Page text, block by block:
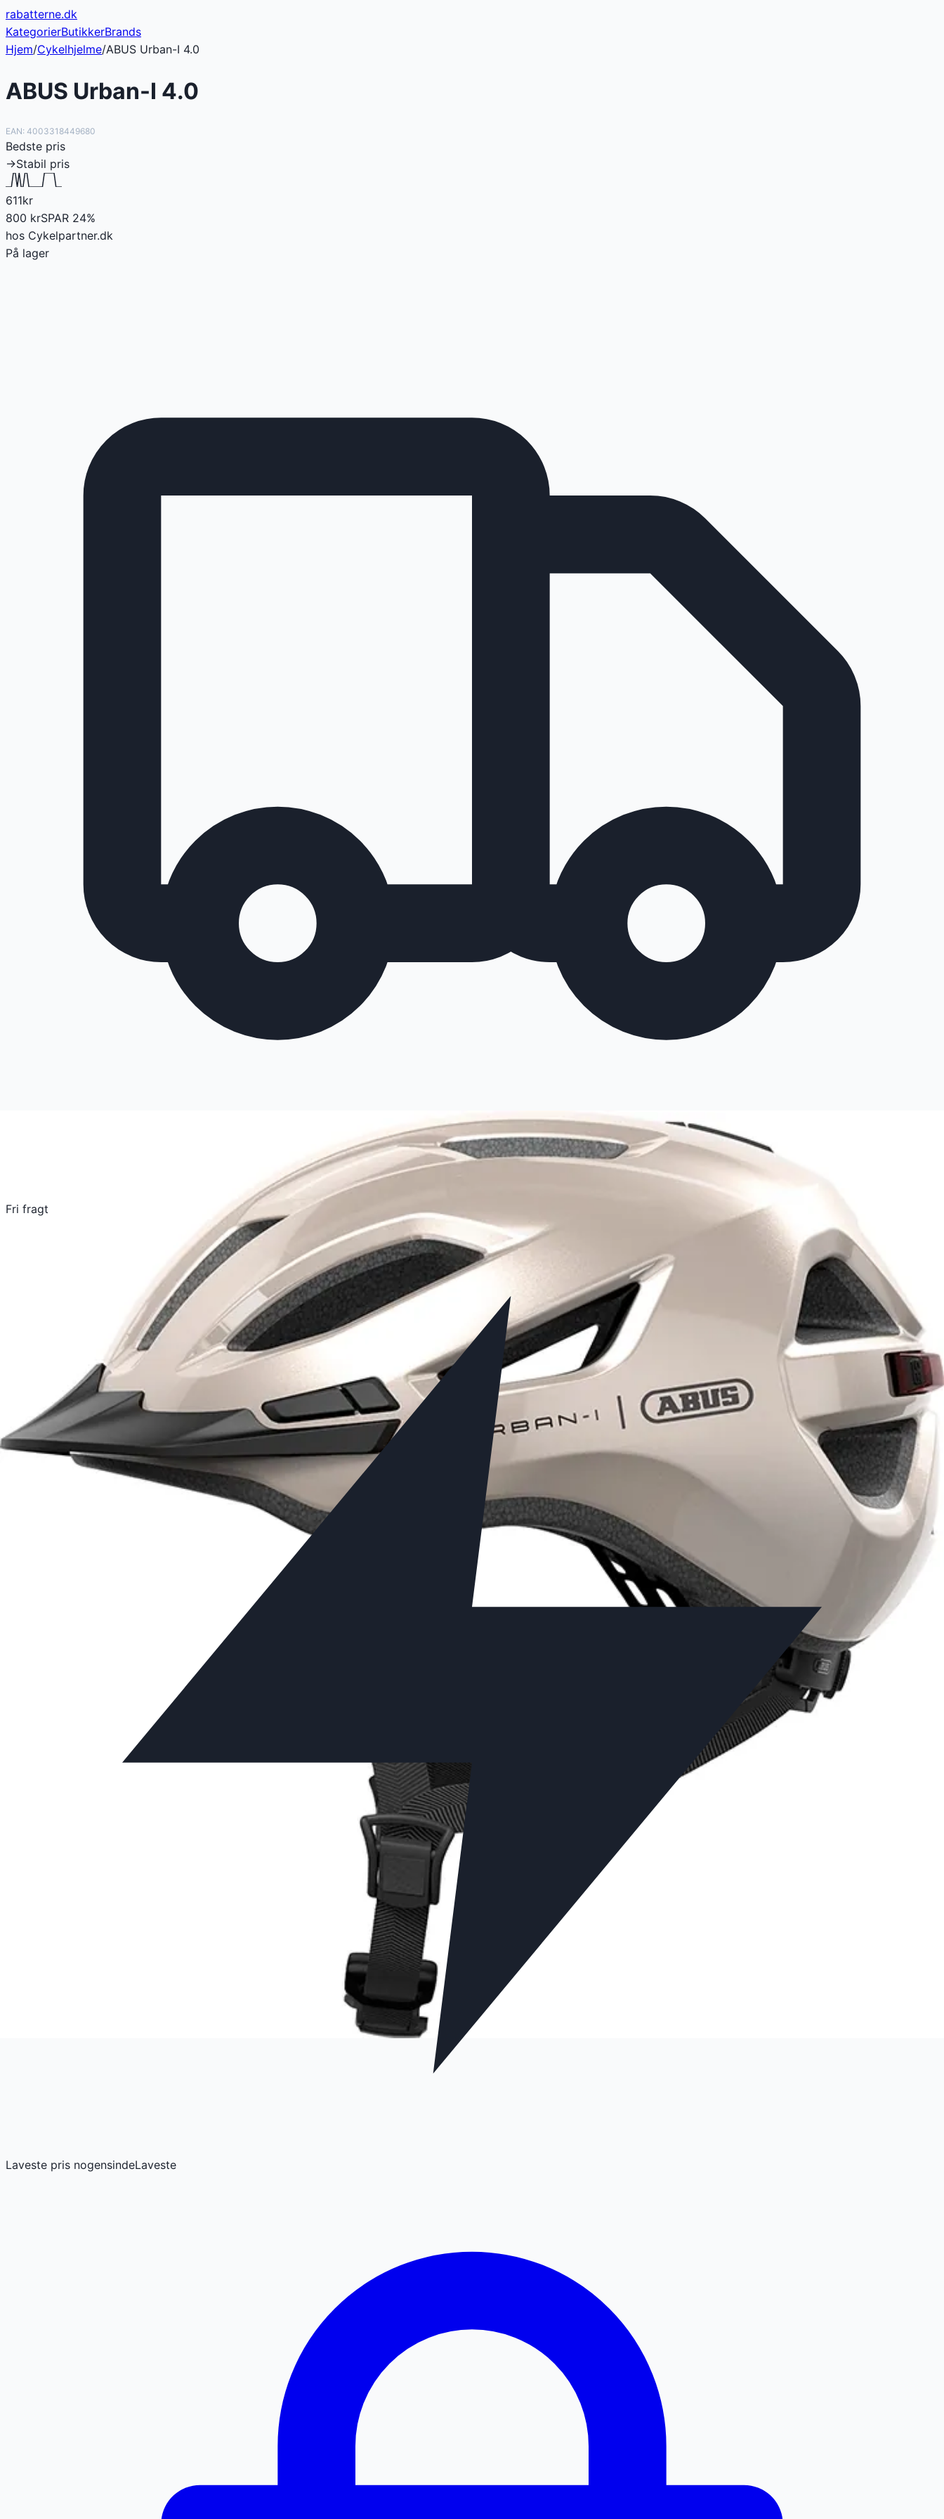
rabatterne.dk
KategorierButikkerBrands
Hjem/Cykelhjelme/ABUS Urban-I 4.0
ABUS Urban-I 4.0
EAN: 4003318449680
Bedste pris
→Stabil pris
611kr
800 krSPAR 24%
hos Cykelpartner.dk
På lager
Fri fragt
Laveste pris nogensindeLaveste